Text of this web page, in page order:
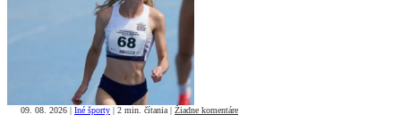
09. 08. 2026 | Iné športy | 2 min. čítania | Žiadne komentáre